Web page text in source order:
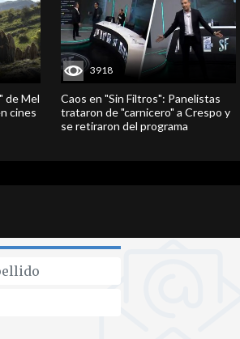
de Mel
cines
3918
Caos en "Sin Filtros": Panelistas
trataron de "carnicero" a Crespo y
se retiraron del programa